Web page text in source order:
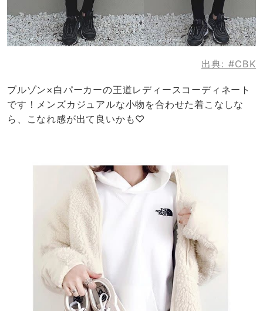
出典: #CBK
ブルゾン×白パーカーの王道レディースコーディネート
です！メンズカジュアルな小物を合わせた着こなしな
ら、こなれ感が出て良いかも♡